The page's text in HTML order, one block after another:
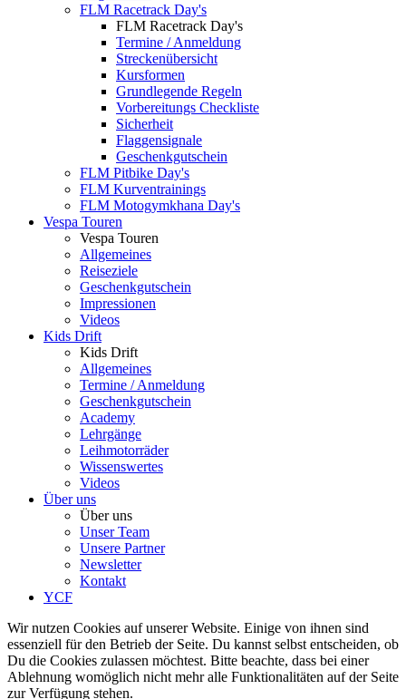
FLM Racetrack Day's
FLM Racetrack Day's
Termine / Anmeldung
Streckenübersicht
Kursformen
Grundlegende Regeln
Vorbereitungs Checkliste
Sicherheit
Flaggensignale
Geschenkgutschein
FLM Pitbike Day's
FLM Kurventrainings
FLM Motogymkhana Day's
Vespa Touren
Vespa Touren
Allgemeines
Reiseziele
Geschenkgutschein
Impressionen
Videos
Kids Drift
Kids Drift
Allgemeines
Termine / Anmeldung
Geschenkgutschein
Academy
Lehrgänge
Leihmotorräder
Wissenswertes
Videos
Über uns
Über uns
Unser Team
Unsere Partner
Newsletter
Kontakt
YCF
Wir nutzen Cookies auf unserer Website. Einige von ihnen sind
essenziell für den Betrieb der Seite. Du kannst selbst entscheiden, ob
Du die Cookies zulassen möchtest. Bitte beachte, dass bei einer
Ablehnung womöglich nicht mehr alle Funktionalitäten auf der Seite
zur Verfügung stehen.